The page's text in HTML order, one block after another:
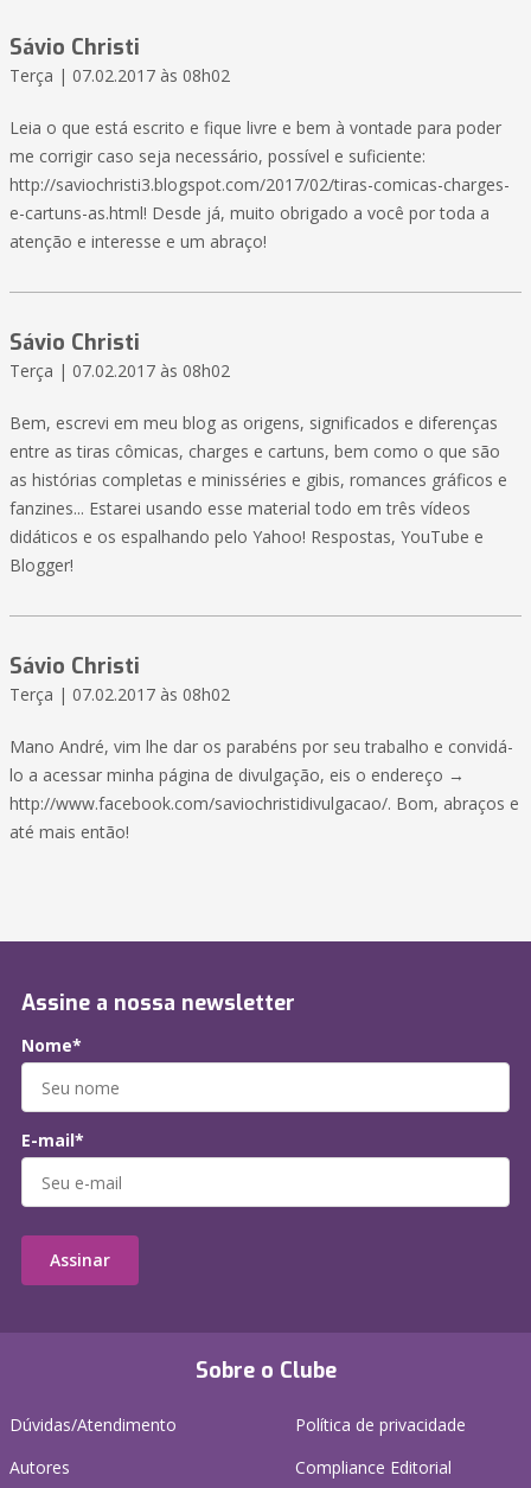
Sávio Christi
Terça | 07.02.2017 às 08h02
Leia o que está escrito e fique livre e bem à vontade para poder
me corrigir caso seja necessário, possível e suficiente:
http://saviochristi3.blogspot.com/2017/02/tiras-comicas-charges-
e-cartuns-as.html! Desde já, muito obrigado a você por toda a
atenção e interesse e um abraço!
Sávio Christi
Terça | 07.02.2017 às 08h02
Bem, escrevi em meu blog as origens, significados e diferenças
entre as tiras cômicas, charges e cartuns, bem como o que são
as histórias completas e minisséries e gibis, romances gráficos e
fanzines... Estarei usando esse material todo em três vídeos
didáticos e os espalhando pelo Yahoo! Respostas, YouTube e
Blogger!
Sávio Christi
Terça | 07.02.2017 às 08h02
Mano André, vim lhe dar os parabéns por seu trabalho e convidá-
lo a acessar minha página de divulgação, eis o endereço →
http://www.facebook.com/saviochristidivulgacao/. Bom, abraços e
até mais então!
Sobre o Clube
Dúvidas/Atendimento
Autores
Política de privacidade
Compliance Editorial
Assine a nossa newsletter
Nome*
E-mail*
Assinar